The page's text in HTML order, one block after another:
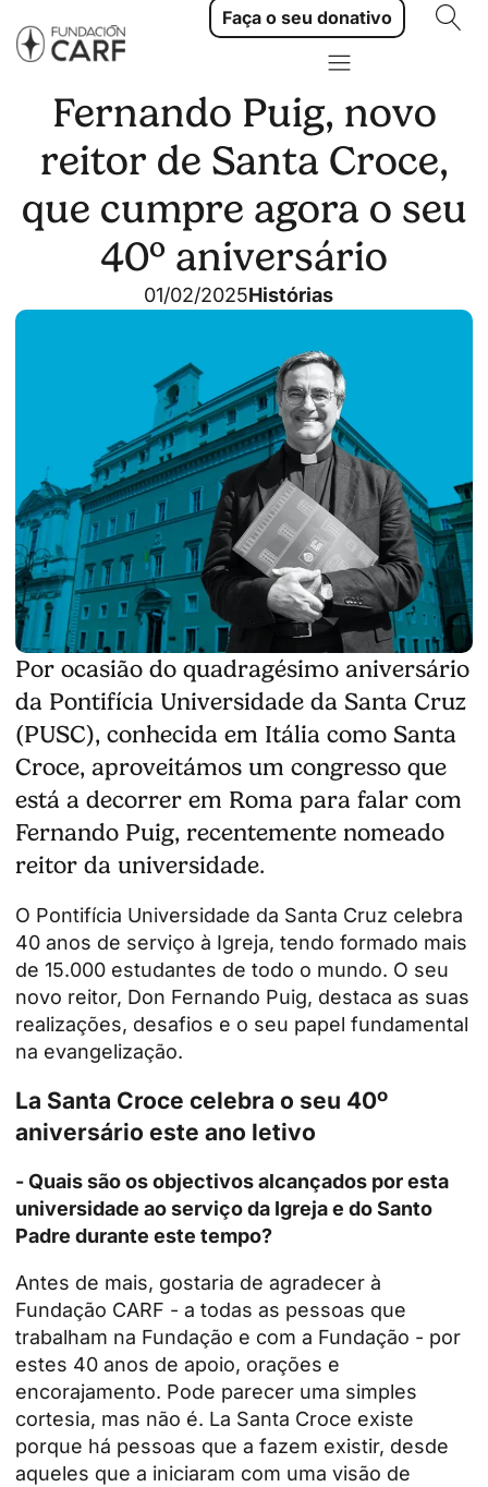
Faça o seu donativo
Fernando Puig, novo
reitor de Santa Croce,
que cumpre agora o seu
40º aniversário
01/02/2025Histórias
Por ocasião do quadragésimo aniversário
da Pontifícia Universidade da Santa Cruz
(PUSC), conhecida em Itália como Santa
Croce, aproveitámos um congresso que
está a decorrer em Roma para falar com
Fernando Puig, recentemente nomeado
reitor da universidade.
O Pontifícia Universidade da Santa Cruz celebra
40 anos de serviço à Igreja, tendo formado mais
de 15.000 estudantes de todo o mundo. O seu
novo reitor, Don Fernando Puig, destaca as suas
realizações, desafios e o seu papel fundamental
na evangelização.
La Santa Croce celebra o seu 40º
aniversário este ano letivo
- Quais são os objectivos alcançados por esta
universidade ao serviço da Igreja e do Santo
Padre durante este tempo?
Antes de mais, gostaria de agradecer à
Fundação CARF - a todas as pessoas que
trabalham na Fundação e com a Fundação - por
estes 40 anos de apoio, orações e
encorajamento. Pode parecer uma simples
cortesia, mas não é. La Santa Croce existe
porque há pessoas que a fazem existir, desde
aqueles que a iniciaram com uma visão de